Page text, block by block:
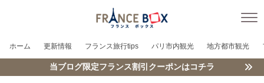
ホーム 更新情報 フランス旅行tips パリ市内観光 地方都市観光
当ブログ限定フランス割引クーポンはコチラ